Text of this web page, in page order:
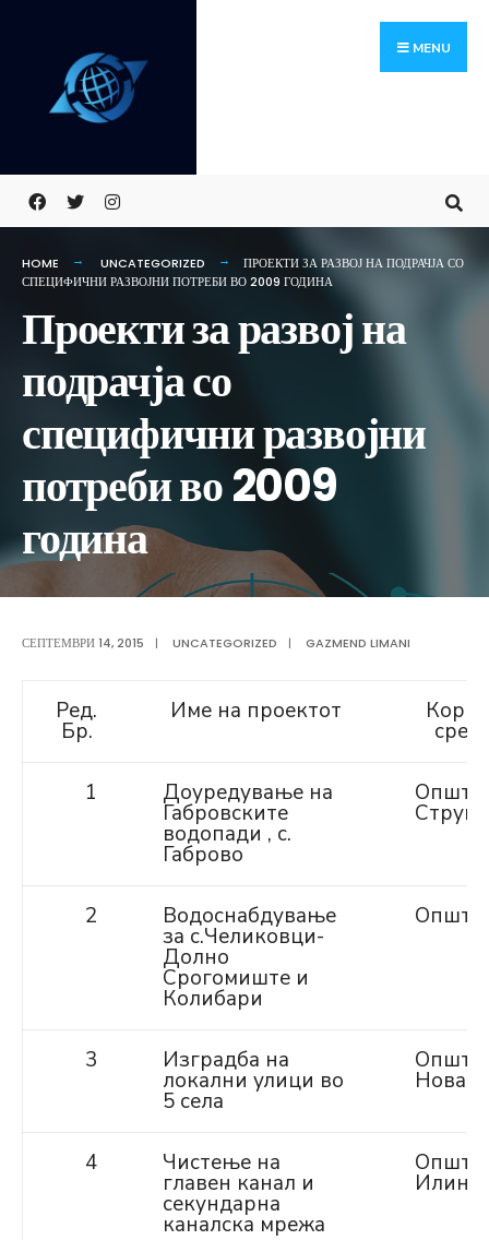
content
MENU
HOME UNCATEGORIZED
ПРОЕКТИ ЗА РАЗВОЈ НА ПОДРАЧЈА СО
СПЕЦИФИЧНИ РАЗВОЈНИ ПОТРЕБИ ВО 2009 ГОДИНА
Проекти за развој на
подрачја со
специфични развојни
потреби во 2009
година
СЕПТЕМВРИ 14, 2015 | UNCATEGORIZED | GAZMEND LIMANI
Ред.
Бр.
Име на проектот
1 Доуредување на
Габровските
водопади , с.
Габрово
2 Водоснабдување
за с.Челиковци-
Долно
Срогомиште и
Колибари
3 Изградба на
локални улици во
5 села
4 Чистење на
главен канал и
секундарна
каналска мрежа